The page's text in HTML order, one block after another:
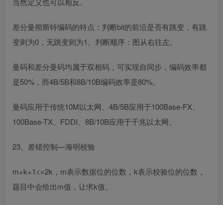
差分曼彻斯特编码的特点：判断bit的前沿是否有跳变，有跳
变则为0，无跳变则为1。判断顺序：图从右往左。
曼码和差分曼码均属于双相码，可实现自同步，编码效率都
是50%，而4B/5B和8B/10B编码效率是80%。
曼码应用于传统10M以太网、4B/5B应用于100Base-FX、
100Base-TX、FDDI、8B/10B应用于千兆以太网。
23、差错控制—海明校验
m+k+1<=2k，m表示数据位的位数，k表示校验位的位数，
题目中会给出m值，让求k值。